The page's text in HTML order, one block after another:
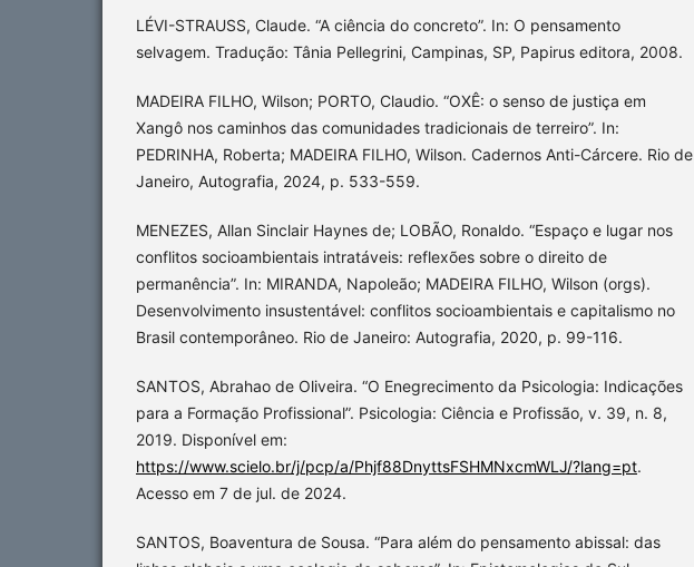
LÉVI-STRAUSS, Claude. “A ciência do concreto”. In: O pensamento
selvagem. Tradução: Tânia Pellegrini, Campinas, SP, Papirus editora, 2008.
MADEIRA FILHO, Wilson; PORTO, Claudio. “OXÊ: o senso de justiça em
Xangô nos caminhos das comunidades tradicionais de terreiro”. In:
PEDRINHA, Roberta; MADEIRA FILHO, Wilson. Cadernos Anti-Cárcere. Rio de
Janeiro, Autografia, 2024, p. 533-559.
MENEZES, Allan Sinclair Haynes de; LOBÃO, Ronaldo. “Espaço e lugar nos
conflitos socioambientais intratáveis: reflexões sobre o direito de
permanência”. In: MIRANDA, Napoleão; MADEIRA FILHO, Wilson (orgs).
Desenvolvimento insustentável: conflitos socioambientais e capitalismo no
Brasil contemporâneo. Rio de Janeiro: Autografia, 2020, p. 99-116.
SANTOS, Abrahao de Oliveira. “O Enegrecimento da Psicologia: Indicações
para a Formação Profissional”. Psicologia: Ciência e Profissão, v. 39, n. 8,
2019. Disponível em:
https://www.scielo.br/j/pcp/a/Phjf88DnyttsFSHMNxcmWLJ/?lang=pt.
Acesso em 7 de jul. de 2024.
SANTOS, Boaventura de Sousa. “Para além do pensamento abissal: das